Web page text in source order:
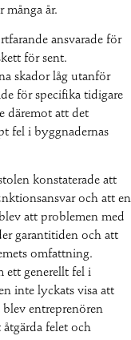
många år.
ansvarade för
för sent.
skador låg utanför
för specifika tidigare
däremot att det
fel i byggnadernas
konstaterade att
och att en
att problemen med
garantitiden och att
omfattning.
ett generellt fel i
inte lyckats visa att
entreprenören
felet och